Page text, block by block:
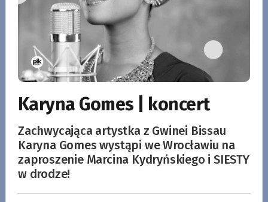
Karyna Gomes | koncert
Zachwycająca artystka z Gwinei Bissau
Karyna Gomes wystąpi we Wrocławiu na
zaproszenie Marcina Kydryńskiego i SIESTY
w drodze!